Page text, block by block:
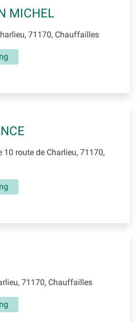
MICHEL
71170, Chauffailles
10 route de Charlieu, 71170,
71170, Chauffailles